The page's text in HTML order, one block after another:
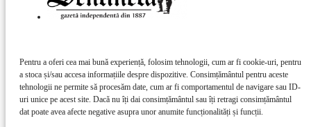
Pentru a oferi cea mai bună experiență, folosim tehnologii, cum ar fi cookie-uri, pentru
a stoca și/sau accesa informațiile despre dispozitive. Consimțământul pentru aceste
tehnologii ne permite să procesăm date, cum ar fi comportamentul de navigare sau ID-
uri unice pe acest site. Dacă nu îți dai consimțământul sau îți retragi consimțământul
dat poate avea afecte negative asupra unor anumite funcționalități și funcții.
Gazeta Sentinela - 12 martie 2022
OPREŞTE DEZASTRUL ARMATEI ROMÂNE!